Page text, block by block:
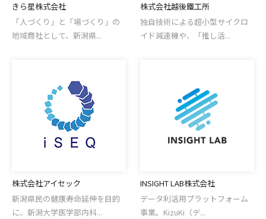
きら星株式会社
「人づくり」と「場づくり」の
地域商社として、新潟県...
株式会社越後鐵工所
独自技術による超小型サイクロ
イド減速機や、「推し活...
株式会社アイセック
新潟県民の健康寿命延伸を目的
に、新潟大学医学部内科...
INSIGHT LAB株式会社
データ利活用プラットフォーム
事業。KizuKi（デ...